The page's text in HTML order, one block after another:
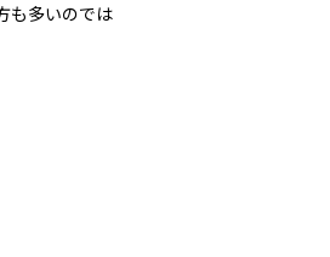
も多いのでは